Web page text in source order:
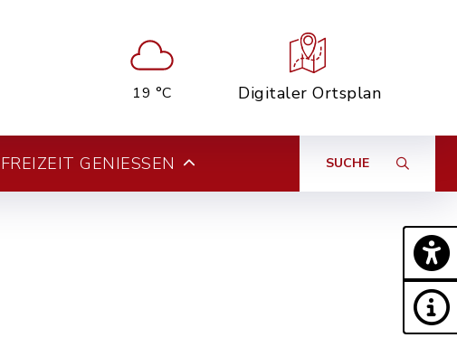
19 °C Digitaler Ortsplan
FREIZEIT GENIESSEN SUCHE